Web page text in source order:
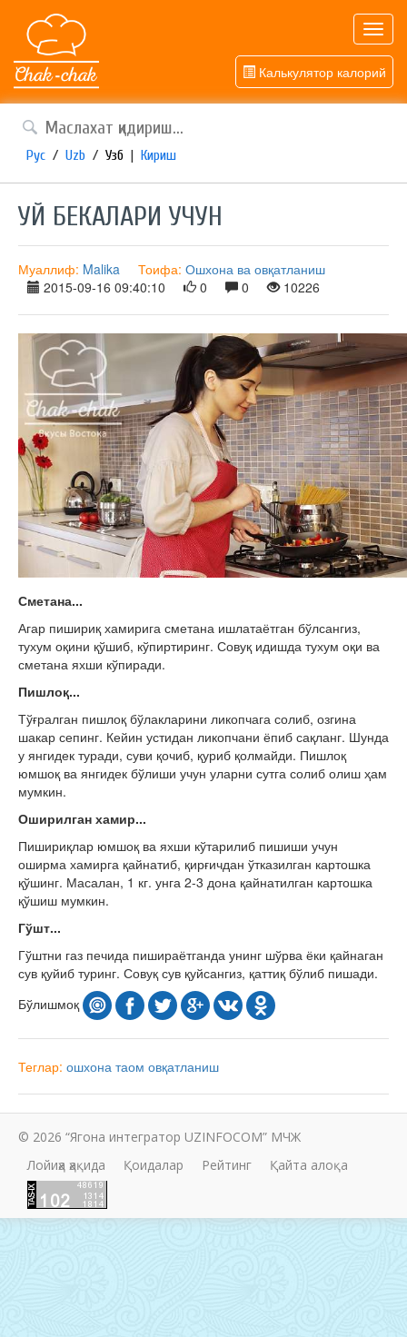
Калькулятор калорий
Рус / Uzb / Узб | Кириш
УЙ БЕКАЛАРИ УЧУН
Муаллиф: Malika Тоифа: Ошхона ва овқатланиш
2015-09-16 09:40:10
0 0 10226
Сметана...
Агар пишириқ хамирига сметана ишлатаётган бўлсангиз,
тухум оқини қўшиб, кўпиртиринг. Совуқ идишда тухум оқи ва
сметана яхши кўпиради.
Пишлоқ...
Тўғралган пишлоқ бўлакларини ликопчага солиб, озгина
шакар сепинг. Кейин устидан ликопчани ёпиб сақланг. Шунда
у янгидек туради, суви қочиб, қуриб қолмайди. Пишлоқ
юмшоқ ва янгидек бўлиши учун уларни сутга солиб олиш ҳам
мумкин.
Оширилган хамир...
Пишириқлар юмшоқ ва яхши кўтарилиб пишиши учун
оширма хамирга қайнатиб, қирғичдан ўтказилган картошка
қўшинг. Масалан, 1 кг. унга 2-3 дона қайнатилган картошка
қўшиш мумкин.
Гўшт...
Гўштни газ печида пишираётганда унинг шўрва ёки қайнаган
сув қуйиб туринг. Совуқ сув қуйсангиз, қаттиқ бўлиб пишади.
Бўлишмоқ
Теглар: ошхона таом овқатланиш
© 2026 “Ягона интегратор UZINFOCOM” МЧЖ
Лойиҳа ҳақида
Қоидалар Рейтинг Қайта алоқа